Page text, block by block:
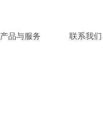
产品与服务 联系我们